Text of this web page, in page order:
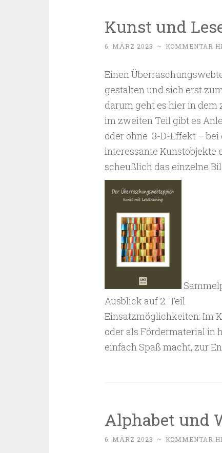
Kunst und
6. MÄRZ 2023 ~ KOMMENTAR
Einen
gestalten und sich erst
darum geht es hier in
im zweiten Teil gibt es
oder ohne 3-D-Effekt –
interessante Kunstobjekte
scheußlich das einzelne
Ausblick auf 2. Teil
Einsatzmöglichkeiten: Im
oder als Fördermaterial in
einfach Spaß macht, zur
Alphabet und
6. MÄRZ 2023 ~ KOMMENTAR